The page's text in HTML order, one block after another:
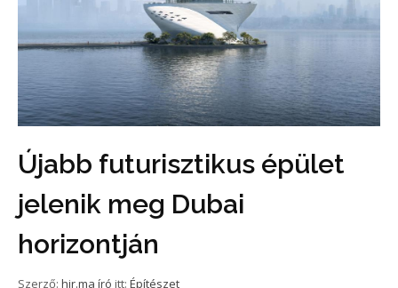
Újabb futurisztikus épület
jelenik meg Dubai
horizontján
Szerző: hir.ma író itt: Építészet